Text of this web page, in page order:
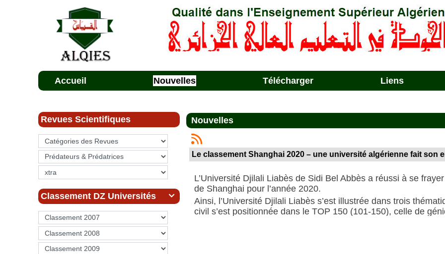
Accueil Nouvelles Télécharger Liens
Revues Scientifiques

Classement DZ Universités
Nouvelles
Le classement Shanghai 2020 – une université algérienne fait son
L’Université Djilali Liabès de Sidi Bel Abbès a réussi à se
de Shanghai pour l’année 2020.
Ainsi, l’Université Djilali Liabès s’est illustrée dans trois
civil s’est positionnée dans le TOP 150 (101-150), celle de
tandis que la Faculté de science et ingénierie des matériaux